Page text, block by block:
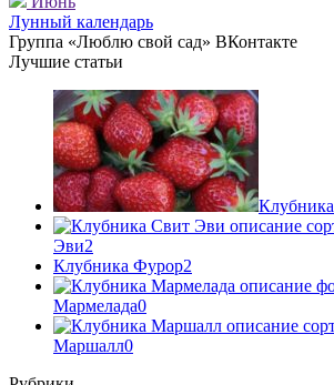
Лунный календарь
Группа «Люблю свой сад» ВКонтакте
Лучшие статьи
Эви2
Клубника Фурор2
Мармелада0
Маршалл0